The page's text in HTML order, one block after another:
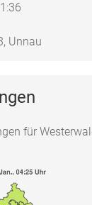
Unnau
für